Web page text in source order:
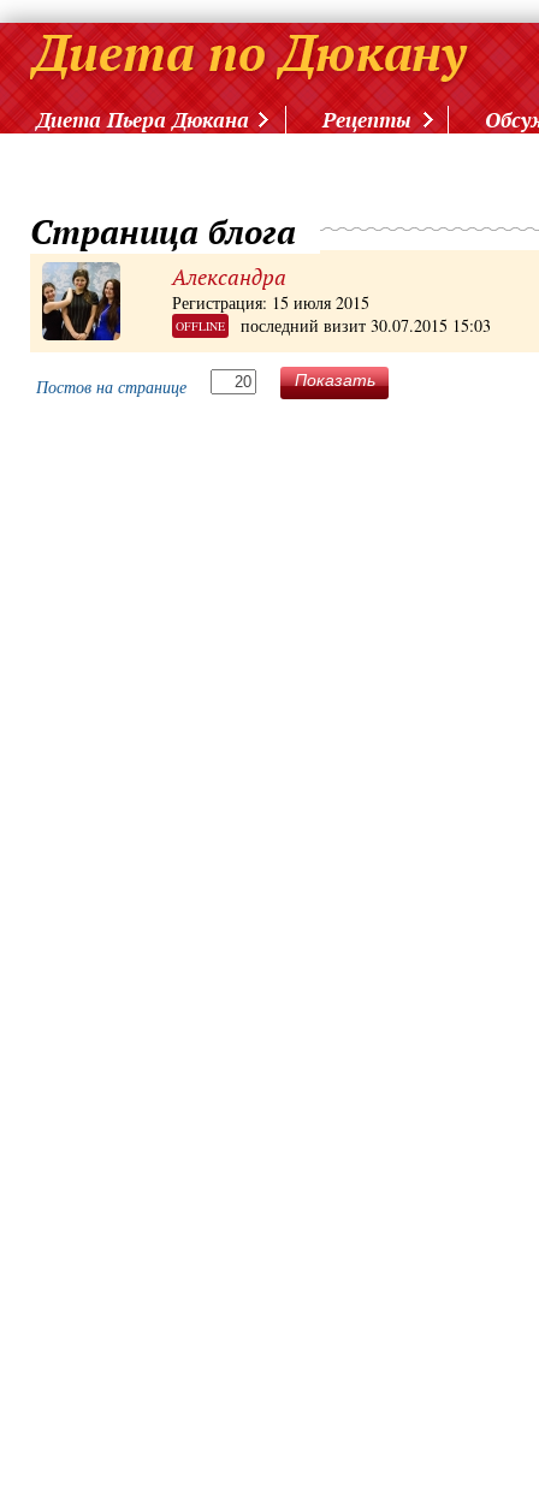
Диета Пьера Дюкана Рецепты
Страница блога
Александра
Регистрация: 15 июля 2015
OFFLINE последний визит 30.07.2015 15:03
Постов на странице Показать